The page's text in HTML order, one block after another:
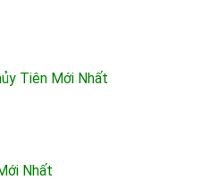
Tiên Mới Nhất
Nhất